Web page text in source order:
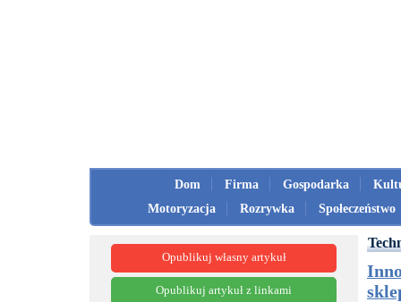
Dom Firma Gospodarka
Motoryzacja
Rozrywka Społeczeństwo
Opublikuj własny artykuł
Opublikuj artykuł z linkami